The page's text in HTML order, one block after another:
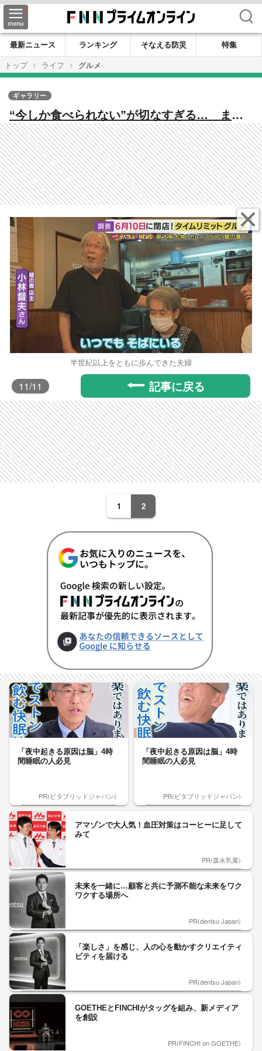
検索
最新ニュース ランキング そなえる防災
特集
トップ
ライフ グルメ
“今しか食べられない”が切なすぎる… まも
なく閉店『タイムリミットグルメ』24時間営
業のパンの名店 新大阪のカレーうどん専門
店「辞める時期を考えないと迷惑かける」
ギャラリー
半世紀以上をともに歩んできた夫婦
11/11 記事に戻る
1 2
「夜中起きる原因は脳」4時
間睡眠の人必見
PR(ビタブリッドジャパン)
「夜中起きる原因は脳」4時
間睡眠の人必見
PR(ビタブリッドジャパン)
アマゾンで大人気！血圧対策はコーヒーに足して
みて
PR(森永乳業)
未来を一緒に…顧客と共に予測不能な未来をワク
ワクする場所へ
PR(dentsu Japan)
「楽しさ」を感じ、人の心を動かすクリエイティ
ビティを届ける
PR(dentsu Japan)
GOETHEとFINCHIがタッグを組み、新メディア
を創設
PR(FINCHI on GOETHE)